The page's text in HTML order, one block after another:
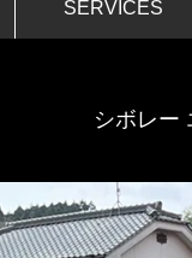
SERVICES
シボレー